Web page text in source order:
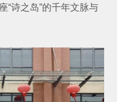
“诗之岛”的千年文脉与